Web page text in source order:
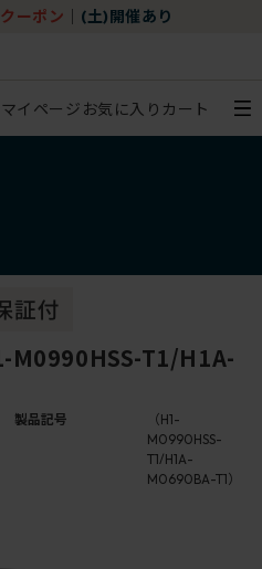
ーポン (土)開催あり
マイページ お気に入り カート
M0990HSS-T1/H1A-
製品記号
（H1-
M0990HSS-
T1/H1A-
M0690BA-T1）